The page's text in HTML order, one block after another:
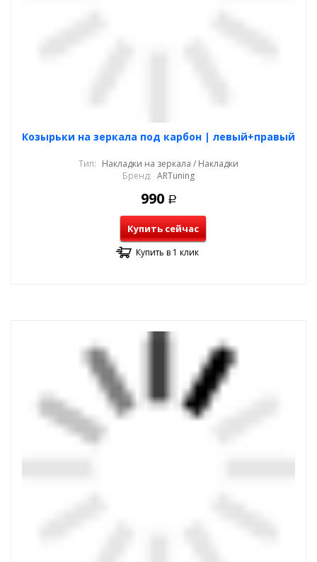
Козырьки на зеркала под карбон | левый+правый
Тип: Накладки на зеркала / Накладки
Бренд: ARTuning
990 Р
Купить сейчас
Купить в 1 клик